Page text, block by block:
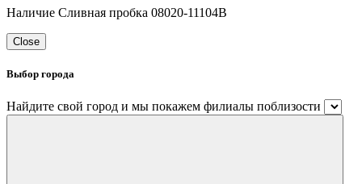
Наличие Сливная пробка 08020-11104B
Close
Выбор города
Найдите свой город и мы покажем филиалы поблизости